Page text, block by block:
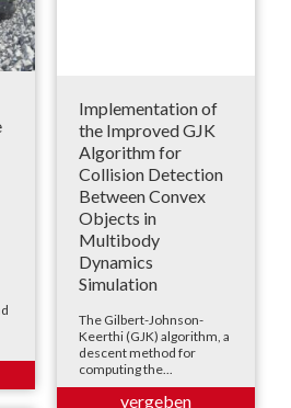
Implementation of
the Improved GJK
Algorithm for
Collision Detection
Between Convex
Objects in
Multibody
Dynamics
Simulation
The Gilbert-Johnson-
Keerthi (GJK) algorithm, a
descent method for
computing the...